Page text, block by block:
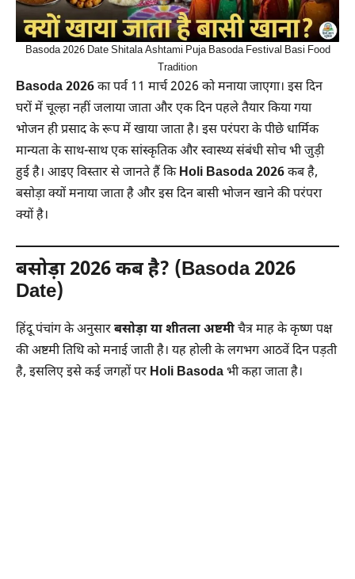
Basoda 2026 Date Shitala Ashtami Puja Basoda Festival Basi Food
Tradition
Basoda 2026का पर्व 11 मार्च 2026 को मनाया जाएगा। इस दिन
घरों में चूल्हा नहीं जलाया जाता और एक दिन पहले तैयार किया गया
भोजन ही प्रसाद के रूप में खाया जाता है। इस परंपरा के पीछे धार्मिक
मान्यता के साथ-साथ एक सांस्कृतिक और स्वास्थ्य संबंधी सोच भी जुड़ी
हुई है। आइए विस्तार से जानते हैं किHoli Basoda 2026कब है,
बसोड़ा क्यों मनाया जाता है और इस दिन बासी भोजन खाने की परंपरा
क्यों है।
बसोड़ा 2026 कब है? (Basoda 2026
Date)
हिंदू पंचांग के अनुसारबसोड़ा या शीतला अष्टमीचैत्र माह के कृष्ण पक्ष
की अष्टमी तिथि को मनाई जाती है। यह होली के लगभग आठवें दिन पड़ती
है, इसलिए इसे कई जगहों पर Holi Basodaभी कहा जाता है।